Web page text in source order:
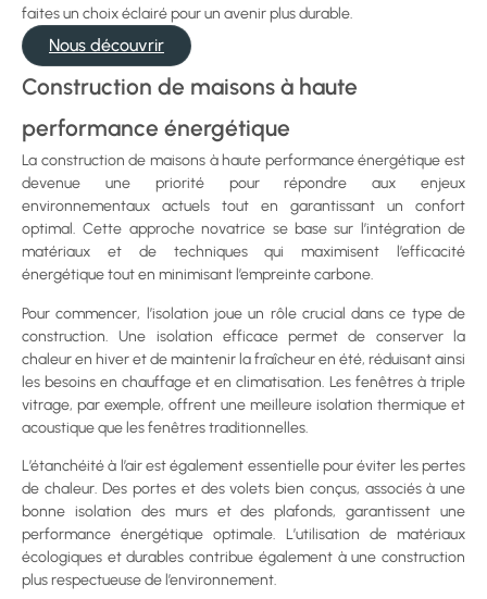
faites un choix éclairé pour un avenir plus durable.
Nous découvrir
Construction de maisons à haute
performance énergétique
La construction de maisons à haute performance énergétique est
devenue une priorité pour répondre aux enjeux
environnementaux actuels tout en garantissant un confort
optimal. Cette approche novatrice se base sur l’intégration de
matériaux et de techniques qui maximisent l’efficacité
énergétique tout en minimisant l’empreinte carbone.
Pour commencer, l’isolation joue un rôle crucial dans ce type de
construction. Une isolation efficace permet de conserver la
chaleur en hiver et de maintenir la fraîcheur en été, réduisant ainsi
les besoins en chauffage et en climatisation. Les fenêtres à triple
vitrage, par exemple, offrent une meilleure isolation thermique et
acoustique que les fenêtres traditionnelles.
L’étanchéité à l’air est également essentielle pour éviter les pertes
de chaleur. Des portes et des volets bien conçus, associés à une
bonne isolation des murs et des plafonds, garantissent une
performance énergétique optimale. L’utilisation de matériaux
écologiques et durables contribue également à une construction
plus respectueuse de l’environnement.